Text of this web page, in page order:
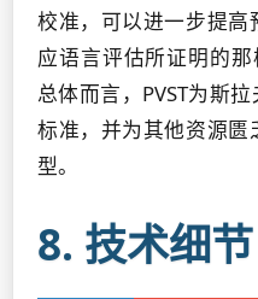
校准，可以进一步提高
应语言评估所证明的那
总体而言，PVST为斯
标准，并为其他资源匮
型。
8. 技术细节